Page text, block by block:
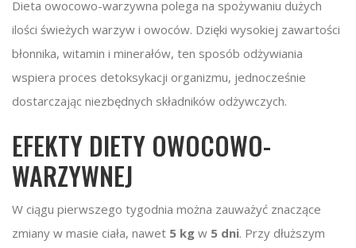
Dieta owocowo-warzywna polega na spożywaniu dużych
ilości świeżych warzyw i owoców. Dzięki wysokiej zawartości
błonnika, witamin i minerałów, ten sposób odżywiania
wspiera proces detoksykacji organizmu, jednocześnie
dostarczając niezbędnych składników odżywczych.
EFEKTY DIETY OWOCOWO-
WARZYWNEJ
W ciągu pierwszego tygodnia można zauważyć znaczące
zmiany w masie ciała, nawet 5 kg w 5 dni. Przy dłuższym